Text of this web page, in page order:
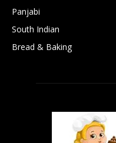
Panjabi
South Indian
Bread & Baking